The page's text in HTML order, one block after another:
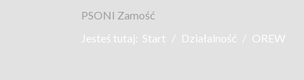
PSONI Zamość
Jesteś tutaj: Start Działalność OREW